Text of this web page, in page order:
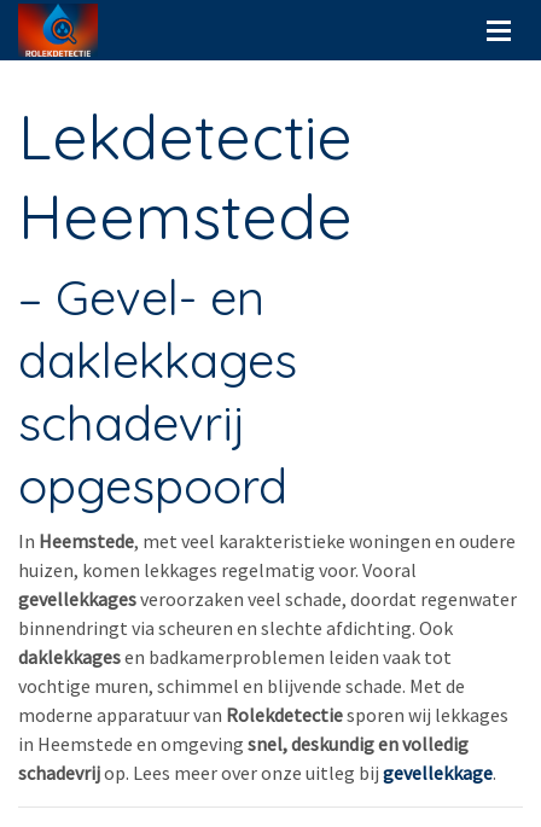
Lekdetectie
Heemstede
– Gevel- en
daklekkages
schadevrij
opgespoord
In Heemstede, met veel karakteristieke woningen en oudere
huizen, komen lekkages regelmatig voor. Vooral
gevellekkagesveroorzaken veel schade, doordat regenwater
binnendringt via scheuren en slechte afdichting. Ook
daklekkagesen badkamerproblemen leiden vaak tot
vochtige muren, schimmel en blijvende schade. Met de
moderne apparatuur van Rolekdetectiesporen wij lekkages
in Heemstede en omgeving snel, deskundig en volledig
schadevrijop. Lees meer over onze uitleg bij gevellekkage.